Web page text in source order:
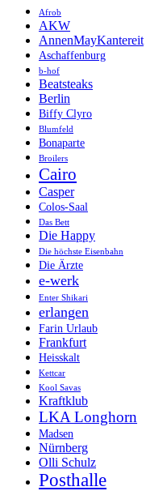
Afrob
AKW
AnnenMayKantereit
Aschaffenburg
b-hof
Beatsteaks
Berlin
Biffy Clyro
Blumfeld
Bonaparte
Broilers
Cairo
Casper
Colos-Saal
Das Bett
Die Happy
Die höchste Eisenbahn
Die Ärzte
e-werk
Enter Shikari
erlangen
Farin Urlaub
Frankfurt
Heisskalt
Kettcar
Kool Savas
Kraftklub
LKA Longhorn
Madsen
Nürnberg
Olli Schulz
Posthalle